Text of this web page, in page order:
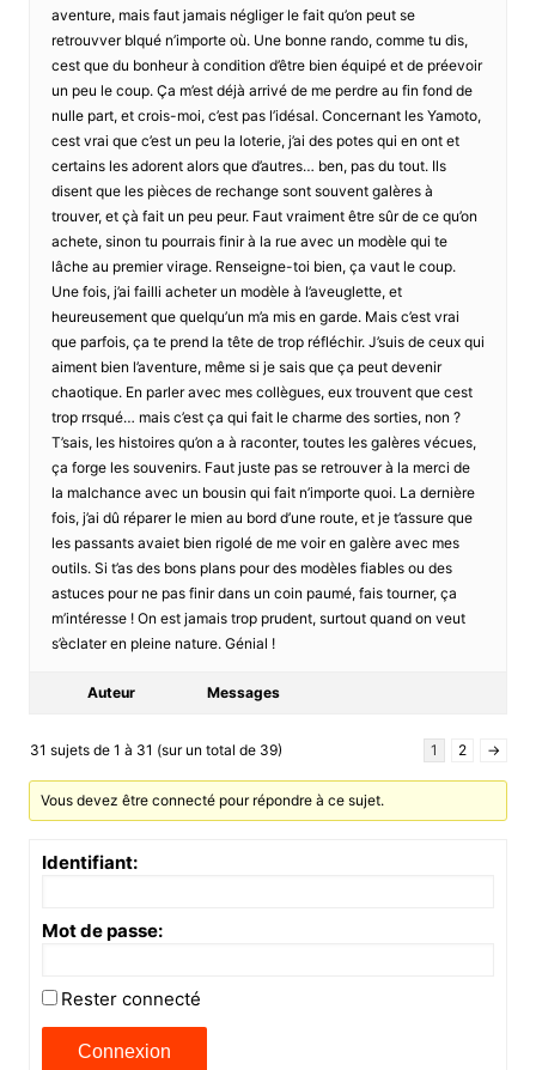
aventure, mais faut jamais négliger le fait qu’on peut se
retrouvver blqué n’importe où. Une bonne rando, comme tu dis,
cest que du bonheur à condition d’être bien équipé et de préevoir
un peu le coup. Ça m’est déjà arrivé de me perdre au fin fond de
nulle part, et crois-moi, c’est pas l’idésal. Concernant les Yamoto,
cest vrai que c’est un peu la loterie, j’ai des potes qui en ont et
certains les adorent alors que d’autres… ben, pas du tout. Ils
disent que les pièces de rechange sont souvent galères à
trouver, et çà fait un peu peur. Faut vraiment être sûr de ce qu’on
achete, sinon tu pourrais finir à la rue avec un modèle qui te
lâche au premier virage. Renseigne-toi bien, ça vaut le coup.
Une fois, j’ai failli acheter un modèle à l’aveuglette, et
heureusement que quelqu’un m’a mis en garde. Mais c’est vrai
que parfois, ça te prend la tête de trop réfléchir. J’suis de ceux qui
aiment bien l’aventure, même si je sais que ça peut devenir
chaotique. En parler avec mes collègues, eux trouvent que cest
trop rrsqué… mais c’est ça qui fait le charme des sorties, non ?
T’sais, les histoires qu’on a à raconter, toutes les galères vécues,
ça forge les souvenirs. Faut juste pas se retrouver à la merci de
la malchance avec un bousin qui fait n’importe quoi. La dernière
fois, j’ai dû réparer le mien au bord d’une route, et je t’assure que
les passants avaiet bien rigolé de me voir en galère avec mes
outils. Si t’as des bons plans pour des modèles fiables ou des
astuces pour ne pas finir dans un coin paumé, fais tourner, ça
m’intéresse ! On est jamais trop prudent, surtout quand on veut
s’èclater en pleine nature. Génial !
Auteur Messages
31 sujets de 1 à 31 (sur un total de 39) 1 2 →
Vous devez être connecté pour répondre à ce sujet.
Identifiant:
Mot de passe:
Rester connecté
Connexion